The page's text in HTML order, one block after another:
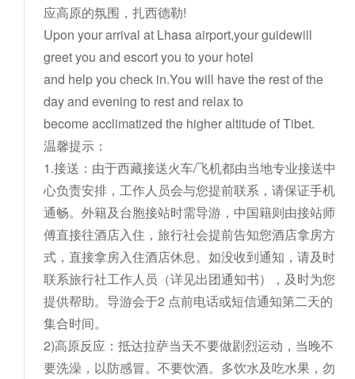
应高原的氛围，扎西德勒!
Upon your arrival at Lhasa airport,your guidewill
greet you and escort you to your hotel
and help you check in.You will have the rest of the
day and evening to rest and relax to
become acclimatized the higher altitude of Tibet.
温馨提示：
1.接送：由于西藏接送火车/飞机都由当地专业接送中
心负责安排，工作人员会与您提前联系，请保证手机
通畅。外籍及台胞接站时需导游，中国籍则由接站师
傅直接往酒店入住，旅行社会提前告知您酒店拿房方
式，直接拿房入住酒店休息。如没收到通知，请及时
联系旅行社工作人员（详见出团通知书），及时为您
提供帮助。导游会于2 点前电话或短信通知第二天的
集合时间。
2)高原反应：抵达拉萨当天不要做剧烈运动，当晚不
要洗澡，以防感冒。不要饮酒。多饮水及吃水果，勿